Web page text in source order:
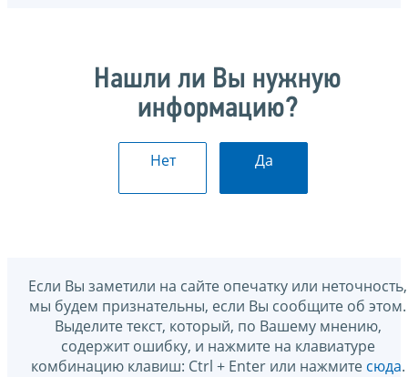
Нашли ли Вы нужную
информацию?
Нет Да
Если Вы заметили на сайте опечатку или неточность,
мы будем признательны, если Вы сообщите об этом.
Выделите текст, который, по Вашему мнению,
содержит ошибку, и нажмите на клавиатуре
комбинацию клавиш: Ctrl + Enter или нажмите сюда.